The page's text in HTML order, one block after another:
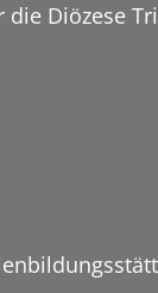
die Diözese